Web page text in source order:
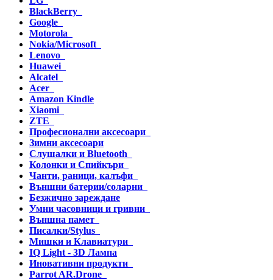
BlackBerry
Google
Motorola
Nokia/Microsoft
Lenovo
Huawei
Alcatel
Acer
Amazon Kindle
Xiaomi
ZTE
Професионални аксесоари
Зимни аксесоари
Слушалки и Bluetooth
Колонки и Спийкъри
Чанти, раници, калъфи
Външни батерии/соларни
Безжично зареждане
Умни часовници и гривни
Външна памет
Писалки/Stylus
Мишки и Клавиатури
IQ Light - 3D Лампа
Иновативни продукти
Parrot AR.Drone